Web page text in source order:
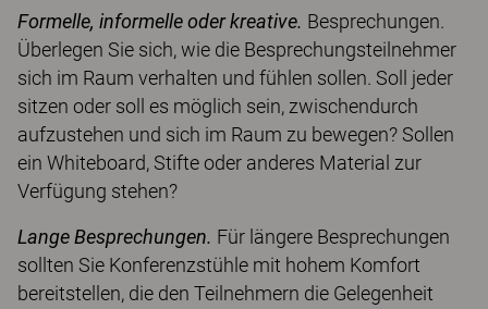
Formelle, informelle oder kreative. Besprechungen.
Überlegen Sie sich, wie die Besprechungsteilnehmer
sich im Raum verhalten und fühlen sollen. Soll jeder
sitzen oder soll es möglich sein, zwischendurch
aufzustehen und sich im Raum zu bewegen? Sollen
ein Whiteboard, Stifte oder anderes Material zur
Verfügung stehen?
Lange Besprechungen. Für längere Besprechungen
sollten Sie Konferenzstühle mit hohem Komfort
bereitstellen, die den Teilnehmern die Gelegenheit